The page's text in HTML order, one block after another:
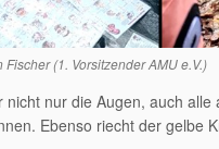
(1. Vorsitzender AMU e.V.)
nur die Augen, auch
Ebenso riecht der gelbe